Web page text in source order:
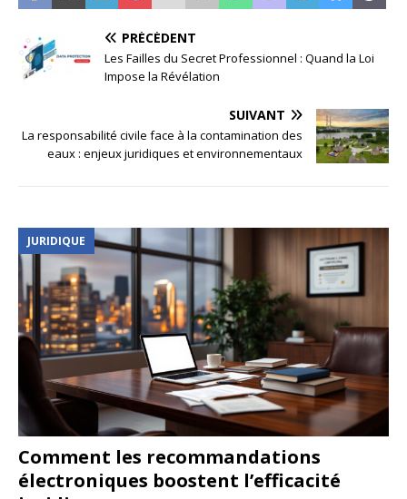
PRÉCÉDENT
Les Failles du Secret Professionnel : Quand la Loi
Impose la Révélation
SUIVANT
La responsabilité civile face à la contamination des
eaux : enjeux juridiques et environnementaux
JURIDIQUE
Comment les recommandations
électroniques boostent l’efficacité